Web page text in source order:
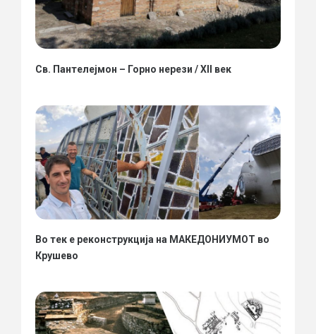
Св. Пантелејмон – Горно нерези / XII век
Во тек е реконструкција на МАКЕДОНИУМОТ во
Крушево